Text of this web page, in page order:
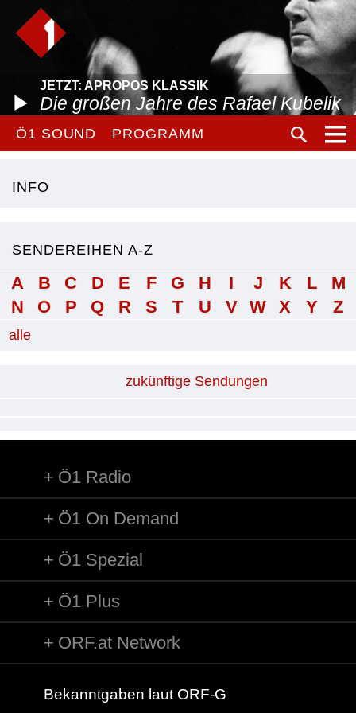
JETZT: APROPOS KLASSIK
Die großen Jahre des Rafael Kubelik
Ö1 SOUND PROGRAMM
INFO
SENDEREIHEN A-Z
A B C D E F G H I J K L
M
N
O P Q R S T U V W X Y Z
alle
zukünftige Sendungen
Ö1 Radio
Ö1 On Demand
Ö1 Spezial
Ö1 Plus
ORF.at Network
Bekanntgaben laut ORF-G